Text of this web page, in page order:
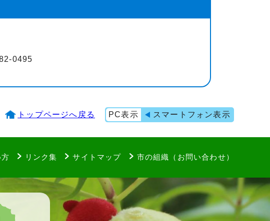
0495
トップページへ戻る PC表示 スマートフォン表示
リンク集 サイトマップ 市の組織（お問い合わせ）